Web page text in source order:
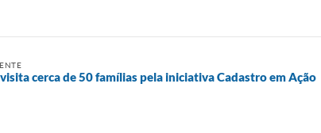
visita cerca de 50 famílias pela iniciativa Cadastro em Ação